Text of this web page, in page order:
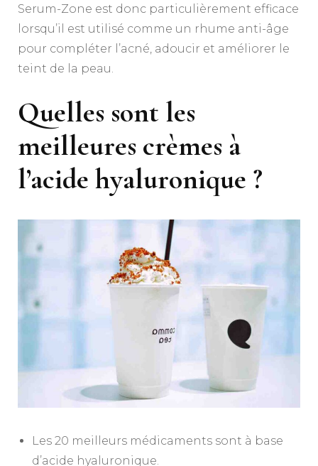
Serum-Zone est donc particulièrement efficace
lorsqu’il est utilisé comme un rhume anti-âge
pour compléter l’acné, adoucir et améliorer le
teint de la peau.
Quelles sont les
meilleures crèmes à
l’acide hyaluronique ?
Les 20 meilleurs médicaments sont à base
d’acide hyaluronique.